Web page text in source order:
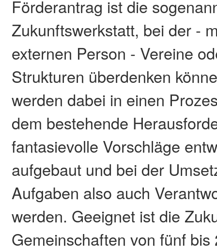
Förderantrag ist die
Zukunftswerkstatt, bei der -
externen Person - Vereine
Strukturen überdenken
werden dabei in einen
dem bestehende
fantasievolle Vorschläge
aufgebaut und bei der
Aufgaben also auch
werden. Geeignet ist die
Gemeinschaften von fünf bis